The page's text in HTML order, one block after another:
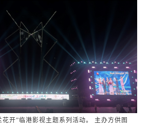
花开”临港影视主题系列活动。 主办方供图